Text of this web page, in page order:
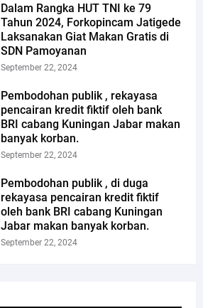
Dalam Rangka HUT TNI ke 79
Tahun 2024, Forkopincam Jatigede
Laksanakan Giat Makan Gratis di
SDN Pamoyanan
September 22, 2024
Pembodohan publik , rekayasa
pencairan kredit fiktif oleh bank
BRI cabang Kuningan Jabar makan
banyak korban.
September 22, 2024
Pembodohan publik , di duga
rekayasa pencairan kredit fiktif
oleh bank BRI cabang Kuningan
Jabar makan banyak korban.
September 22, 2024